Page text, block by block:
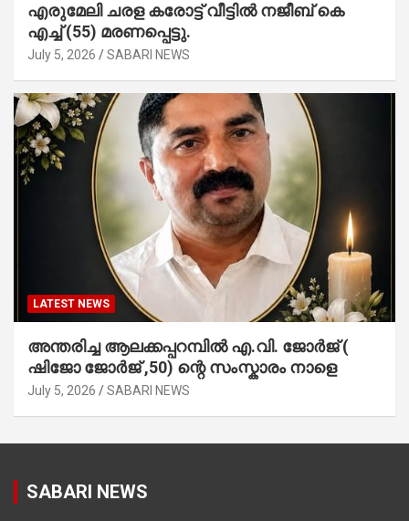
എരുമേലി ചരള കരോട്ട് വീട്ടിൽ നജീബ് കെ
എച്ച് (55) മരണപ്പെട്ടു.
July 5, 2026 SABARI NEWS
LATEST NEWS
അന്തരിച്ച ആ​ല​ക്ക​പ്പ​റമ്പിൽ​ എ.​വി. ജോ​ർ​ജ് (
ഷിജോ ജോർജ് ,50) ന്റെ സംസ്കാരം നാളെ
July 5, 2026 SABARI NEWS
SABARI NEWS